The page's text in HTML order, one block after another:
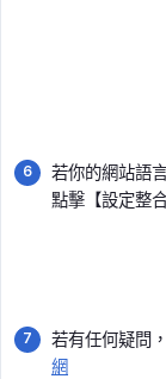
若你的網站語
點擊【設定整合
若有任何疑問
網